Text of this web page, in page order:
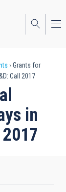
Grants for
Call 2017
in